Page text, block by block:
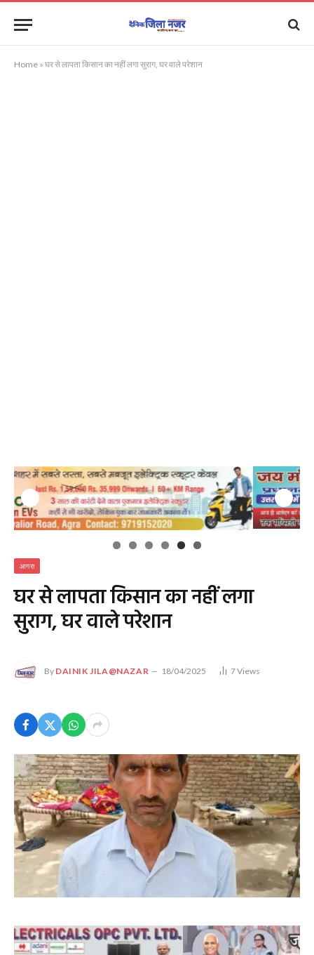
Home » घर से लापता किसान का नहीं लगा सुराग, घर वाले परेशान
आगरा
घर से लापता किसान का नहीं लगा
सुराग, घर वाले परेशान
By DAINIK JILA@NAZAR 18/04/2025 7Views